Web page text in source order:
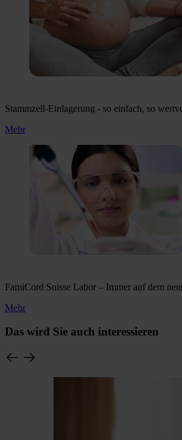
Stammzell-Einlagerung - so einfach, so
Mehr
FamiCord Suisse Labor – Immer auf dem
Mehr
Das wird Sie auch interessieren